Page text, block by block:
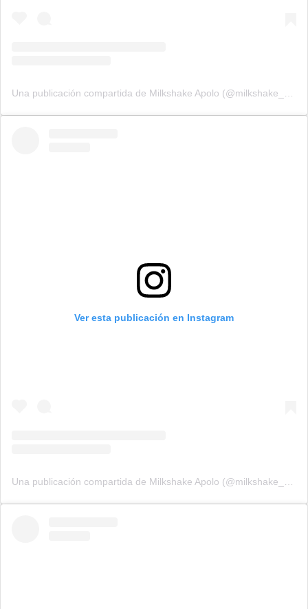
Una publicación compartida de Milkshake Apolo (@milkshake_apolo)
Ver esta publicación en Instagram